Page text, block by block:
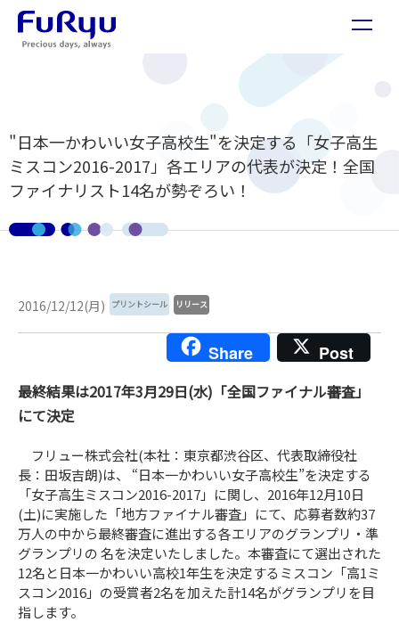
"日本一かわいい女子高校生"を決定する「女子高生
ミスコン2016-2017」各エリアの代表が決定！全国
ファイナリスト14名が勢ぞろい！
2016/12/12(月) プリントシール リリース
Share Post
最終結果は2017年3月29日(水)「全国ファイナル審査」
にて決定
フリュー株式会社(本社：東京都渋谷区、代表取締役社
長：田坂吉朗)は、 “日本一かわいい女子高校生”を決定する
「女子高生ミスコン2016-2017」に関し、2016年12月10日
(土)に実施した「地方ファイナル審査」にて、応募者数約37
万人の中から最終審査に進出する各エリアのグランプリ・準
グランプリの 名を決定いたしました。本審査にて選出された
12名と日本一かわいい高校1年生を決定するミスコン「高1ミ
スコン2016」の受賞者2名を加えた計14名がグランプリを目
指します。